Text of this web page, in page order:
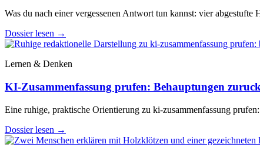
Was du nach einer vergessenen Antwort tun kannst: vier
Dossier lesen →
Lernen & Denken
KI-Zusammenfassung prufen: Behauptungen
Eine ruhige, praktische Orientierung zu ki-zusammenfassung
Dossier lesen →